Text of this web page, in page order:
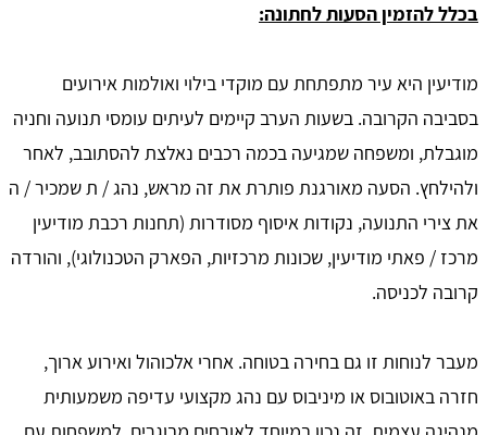
בכלל להזמין הסעות לחתונה:
מודיעין היא עיר מתפתחת עם מוקדי בילוי ואולמות אירועים
בסביבה הקרובה. בשעות הערב קיימים לעיתים עומסי תנועה וחניה
מוגבלת, ומשפחה שמגיעה בכמה רכבים נאלצת להסתובב, לאחר
ולהילחץ. הסעה מאורגנת פותרת את זה מראש, נהג / ת שמכיר / ה
את צירי התנועה, נקודות איסוף מסודרות (תחנות רכבת מודיעין
מרכז / פאתי מודיעין, שכונות מרכזיות, הפארק הטכנולוגי), והורדה
קרובה לכניסה.
מעבר לנוחות זו גם בחירה בטוחה. אחרי אלכוהול ואירוע ארוך,
חזרה באוטובוס או מיניבוס עם נהג מקצועי עדיפה משמעותית